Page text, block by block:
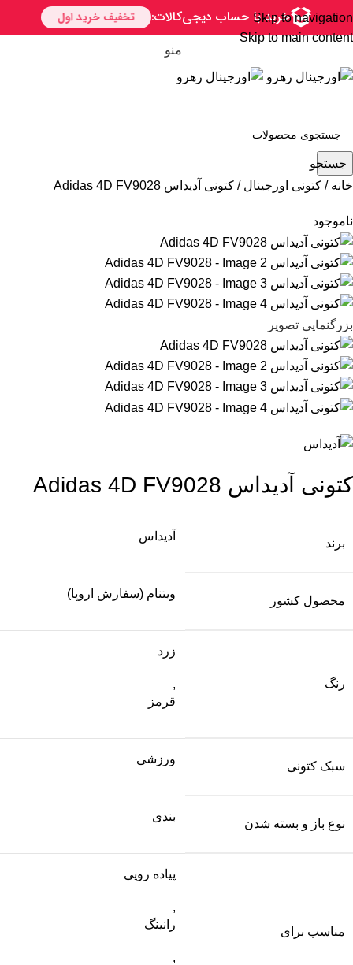
Skip to navigation
Skip to main content
منو
جستجو
خانه کتونی اورجینال کتونی آدیداس Adidas 4D FV9028
ناموجود
بزرگنمایی تصویر
کتونی آدیداس Adidas 4D FV9028
برند
آدیداس
محصول کشور
ویتنام (سفارش اروپا)
رنگ
زرد
,
قرمز
سبک کتونی
ورزشی
نوع باز و بسته شدن
بندی
مناسب برای
پیاده رویی
,
رانینگ
,